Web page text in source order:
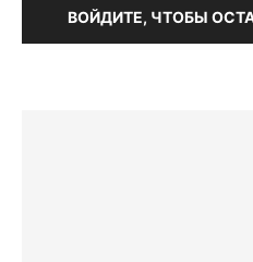
ВОЙДИТЕ, ЧТОБЫ